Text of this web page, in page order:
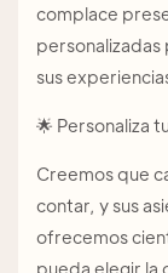
complace
personalizadas
sus
🌟 Personaliza
Creemos que
contar, y sus
ofrecemos
pueda elegir la